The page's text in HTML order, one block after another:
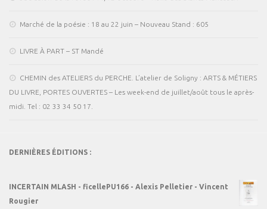
Marché de la poésie : 18 au 22 juin – Nouveau Stand : 605
LIVRE À PART – ST Mandé
CHEMIN des ATELIERS du PERCHE. L’atelier de Soligny : ARTS & MÉTIERS
DU LIVRE, PORTES OUVERTES – Les week-end de juillet/août tous le après-
midi. Tel : 02 33 34 50 17.
DERNIÈRES ÉDITIONS :
INCERTAIN MLASH - ficellePU166 - Alexis Pelletier - Vincent
Rougier